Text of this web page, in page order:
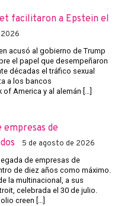
facilitaron a Epstein el
acusó al gobierno de Trump
el papel que desempeñaron
décadas el tráfico sexual
a los bancos
America y al alemán […]
empresas de
5 de agosto de 2026
de empresas de
de diez años como máximo.
la multinacional, a sus
celebrada el 30 de julio.
creen […]